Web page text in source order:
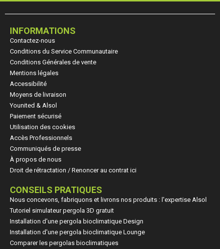
INFORMATIONS
Contactez-nous
Conditions du Service Communautaire
Conditions Générales de vente
Mentions légales
Accessibilité
Moyens de livraison
Younited & Alsol
Paiement sécurisé
Utilisation des cookies
Accès Professionnels
Communiqués de presse
À propos de nous
Droit de rétractation / Renoncer au contrat ici
CONSEILS PRATIQUES
Nous concevons, fabriquons et livrons nos produits : l'expertise Alsol
Tutoriel simulateur pergola 3D gratuit
Installation d'une pergola bioclimatique Design
Installation d'une pergola bioclimatique Lounge
Comparer les pergolas bioclimatiques